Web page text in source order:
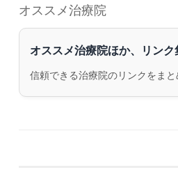
オススメ治療院
オススメ治療院ほか、リンク
信頼できる治療院のリンクをまと